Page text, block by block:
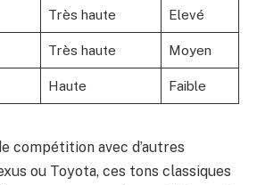
Très haute Elevé
Très haute Moyen
Haute Faible
compétition avec d’autres
ou Toyota, ces tons classiques